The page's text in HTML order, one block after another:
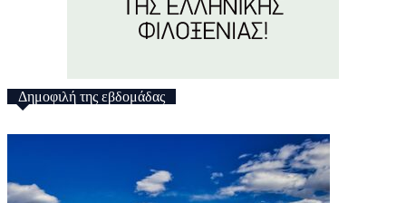
Δημοφιλή της εβδομάδας